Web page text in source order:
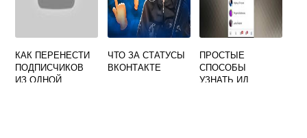
КАК ПЕРЕНЕСТИ
ПОДПИСЧИКОВ
ИЗ ОДНОЙ
ЧТО ЗА СТАТУСЫ
ВКОНТАКТЕ
ПРОСТЫЕ
СПОСОБЫ
УЗНАТЬ ИД